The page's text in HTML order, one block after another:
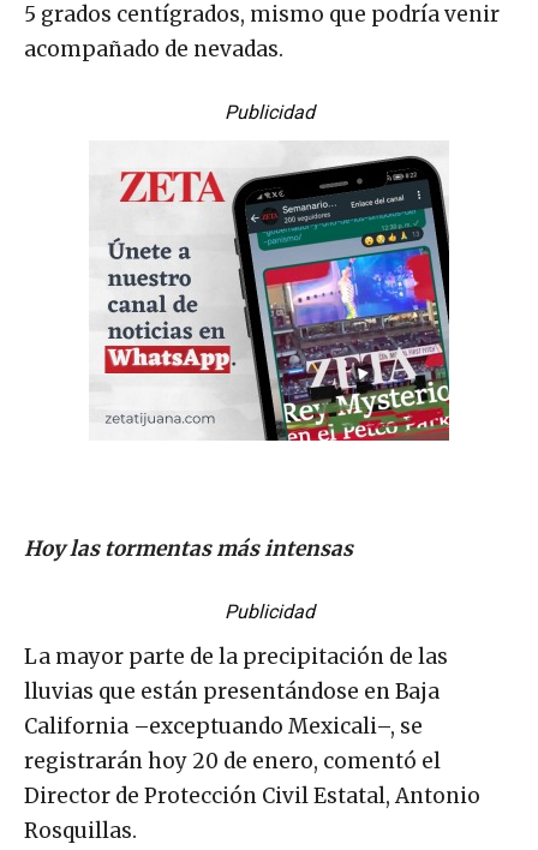
5 grados centígrados, mismo que podría venir
acompañado de nevadas.
Publicidad
Hoy las tormentas más intensas
Publicidad
La mayor parte de la precipitación de las
lluvias que están presentándose en Baja
California –exceptuando Mexicali–, se
registrarán hoy 20 de enero, comentó el
Director de Protección Civil Estatal, Antonio
Rosquillas.